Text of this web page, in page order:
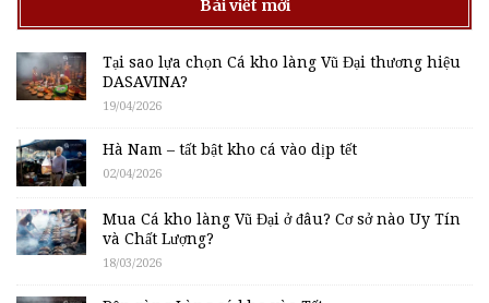
Bài viết mới
Tại sao lựa chọn Cá kho làng Vũ Đại thương hiệu
DASAVINA?
19/04/2026
Hà Nam – tất bật kho cá vào dịp tết
02/04/2026
Mua Cá kho làng Vũ Đại ở đâu? Cơ sở nào Uy Tín
và Chất Lượng?
18/03/2026